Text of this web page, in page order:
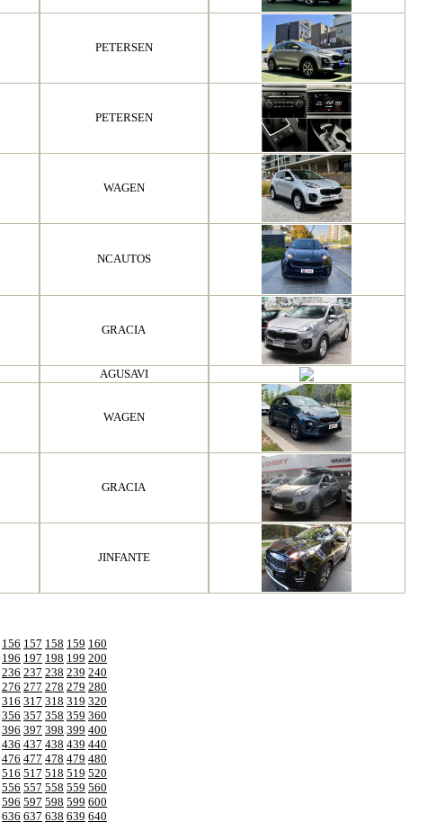
PETERSEN
PETERSEN
WAGEN
NCAUTOS
GRACIA
AGUSAVI
WAGEN
GRACIA
JINFANTE
156 157 158 159 160
196 197 198 199 200
236 237 238 239 240
276 277 278 279 280
316 317 318 319 320
356 357 358 359 360
396 397 398 399 400
436 437 438 439 440
476 477 478 479 480
516 517 518 519 520
556 557 558 559 560
596 597 598 599 600
636 637 638 639 640